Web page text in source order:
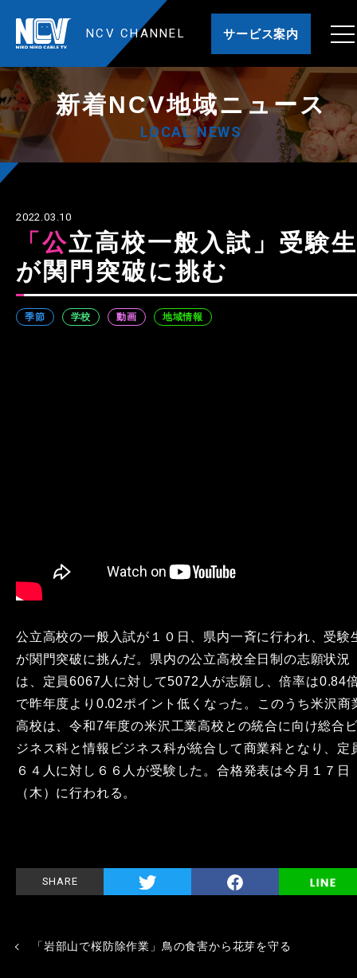
NCV CHANNEL サービス案内
新着NCV地域ニュース
LOCAL NEWS
2022.03.10
「公立高校一般入試」受験生
が関門突破に挑む
季節 学校 動画 地域情報
公立高校の一般入試が１０日、県内一斉に行われ、受験
が関門突破に挑んだ。県内の公立高校全日制の志願状況
は、定員6067人に対して5072人が志願し、倍率は0.84
で昨年度より0.02ポイント低くなった。このうち米沢商
高校は、令和7年度の米沢工業高校との統合に向け総合
ジネス科と情報ビジネス科が統合して商業科となり、定
６４人に対し６６人が受験した。合格発表は今月１７日
（木）に行われる。
SHARE
「岩部山で桜防除作業」鳥の食害から花芽を守る